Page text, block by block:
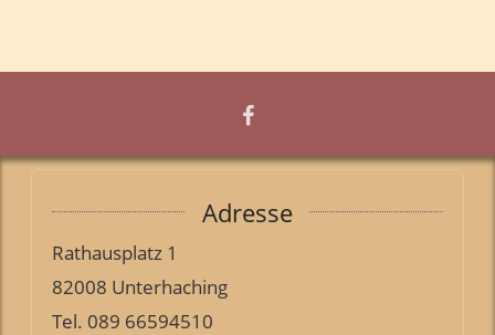
Adresse
Rathausplatz 1
82008 Unterhaching
Tel. 089 66594510